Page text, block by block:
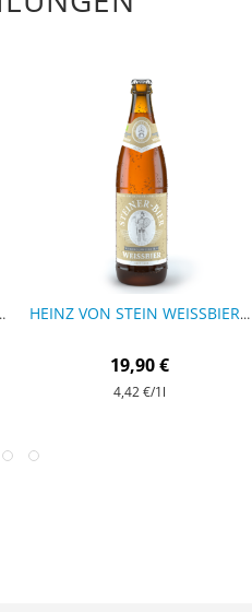
- 9 FLASCHEN HEINZ VON STEIN WEISSBIER ALKOHOLFREI BIO - 9 FLASCHEN
19,90 €
4,42 €/1l